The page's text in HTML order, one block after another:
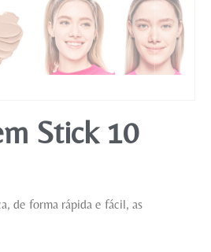
Stick 10
de forma rápida e fácil, as